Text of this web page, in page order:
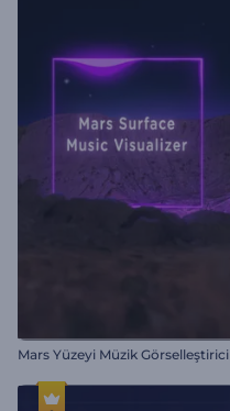
Mars Yüzeyi Müzik Görselleştirici